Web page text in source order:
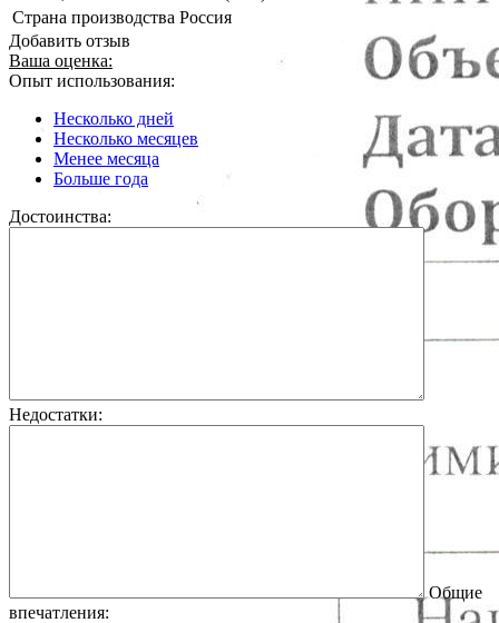
Страна производства Россия
Добавить отзыв
Ваша оценка:
Опыт использования:
Несколько дней
Несколько месяцев
Менее месяца
Больше года
Достоинства:
Недостатки:
Общие
впечатления: